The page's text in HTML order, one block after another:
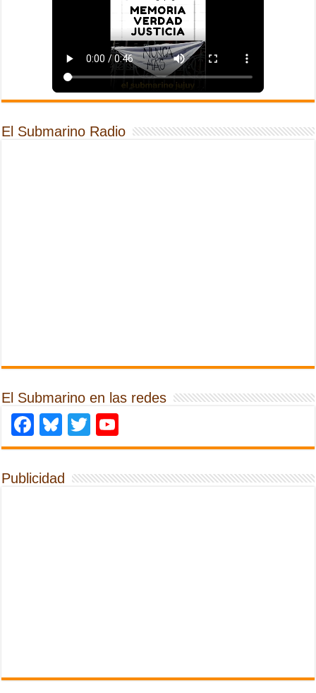
El Submarino Radio
El Submarino en las redes
Facebook
Bluesky
Twitter
Publicidad